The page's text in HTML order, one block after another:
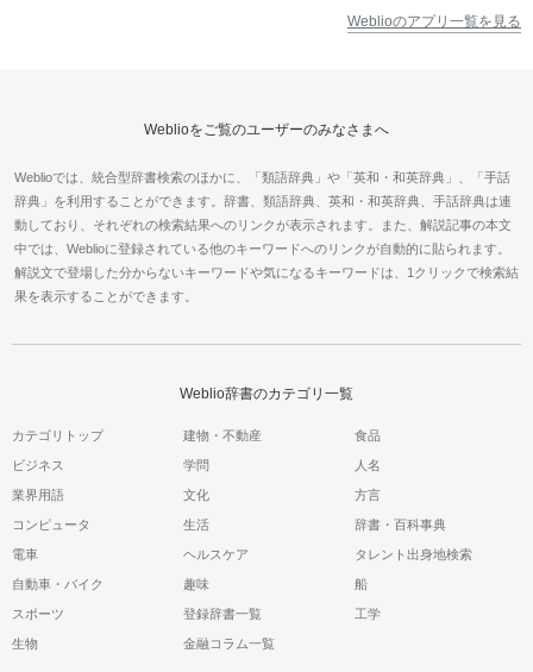
Weblioのアプリ一覧を見る
Weblioをご覧のユーザーのみなさまへ
Weblioでは、統合型辞書検索のほかに、「類語辞典」や「英和・和英辞典」、「手話
辞典」を利用することができます。辞書、類語辞典、英和・和英辞典、手話辞典は連
動しており、それぞれの検索結果へのリンクが表示されます。また、解説記事の本文
中では、Weblioに登録されている他のキーワードへのリンクが自動的に貼られます。
解説文で登場した分からないキーワードや気になるキーワードは、1クリックで検索結
果を表示することができます。
Weblio辞書のカテゴリ一覧
カテゴリトップ 建物・不動産 食品
ビジネス 学問 人名
業界用語 文化 方言
コンピュータ 生活 辞書・百科事典
電車 ヘルスケア タレント出身地検索
自動車・バイク 趣味 船
スポーツ 登録辞書一覧 工学
生物 金融コラム一覧